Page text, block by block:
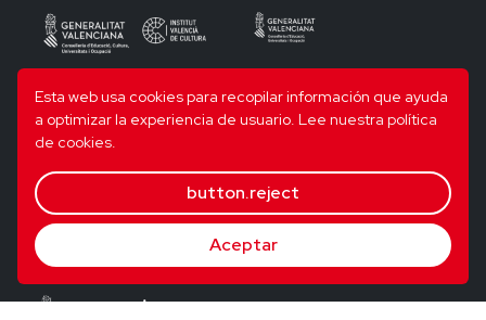
Esta web usa cookies para recopilar información que ayuda
a optimizar la experiencia de usuario. Lee nuestra política
de cookies.
button.reject
Aceptar